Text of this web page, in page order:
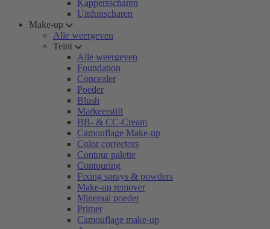
Kappersscharen
Uitdunscharen
Make-up
Alle weergeven
Teint
Alle weergeven
Foundation
Concealer
Poeder
Blush
Markeerstift
BB- & CC-Cream
Camouflage Make-up
Color correctors
Contour palette
Contouring
Fixing sprays & powders
Make-up remover
Mineraal poeder
Primer
Camouflage make-up